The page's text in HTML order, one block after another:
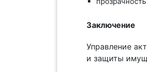
Заключение
Управление
и защиты